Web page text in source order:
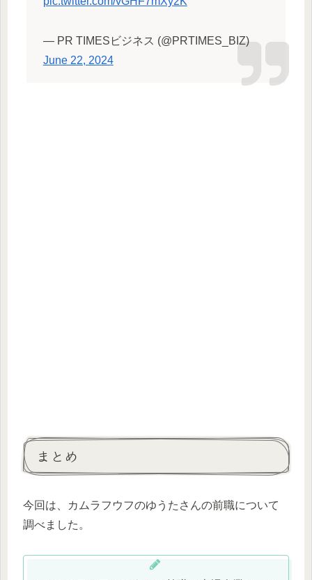
— PR TIMESビジネス (@PRTIMES_BIZ)
June 22, 2024
まとめ
今回は、カムラフウフのゆうたさんの前職について
調べました。